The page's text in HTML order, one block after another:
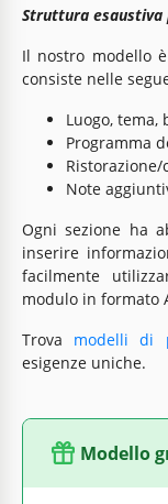
Struttura esaustiva
Il nostro modello
consiste nelle
Luogo, tema,
Programma
Note
Ogni sezione ha
inserire
facilmente
modulo in formato
Trova modelli di
esigenze uniche.
Modello